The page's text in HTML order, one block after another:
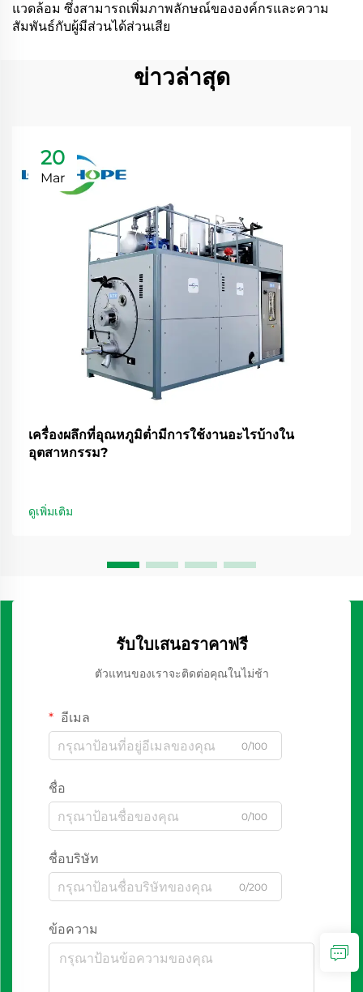
แวดล้อม ซึ่งสามารถเพิ่มภาพลักษณ์ขององค์กรและความ
สัมพันธ์กับผู้มีส่วนได้ส่วนเสีย
ข่าวล่าสุด
20
Mar
เครื่องผลึกที่อุณหภูมิต่ำมีการใช้งานอะไรบ้างใน
อุตสาหกรรม?
ดูเพิ่มเติม
รับใบเสนอราคาฟรี
ตัวแทนของเราจะติดต่อคุณในไม่ช้า
อีเมล
0/100
ชื่อ
0/100
ชื่อบริษัท
0/200
ข้อความ